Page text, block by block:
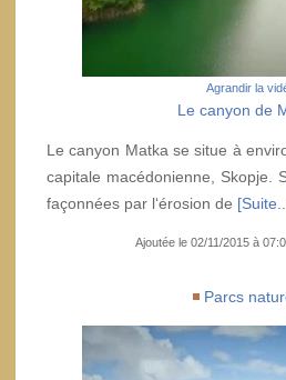
Agrandir la
Le canyon de
Le canyon Matka se situe à
capitale macédonienne, Skopje.
façonnées par l‘érosion de
Ajoutée le 02/11/2015 à
Parcs